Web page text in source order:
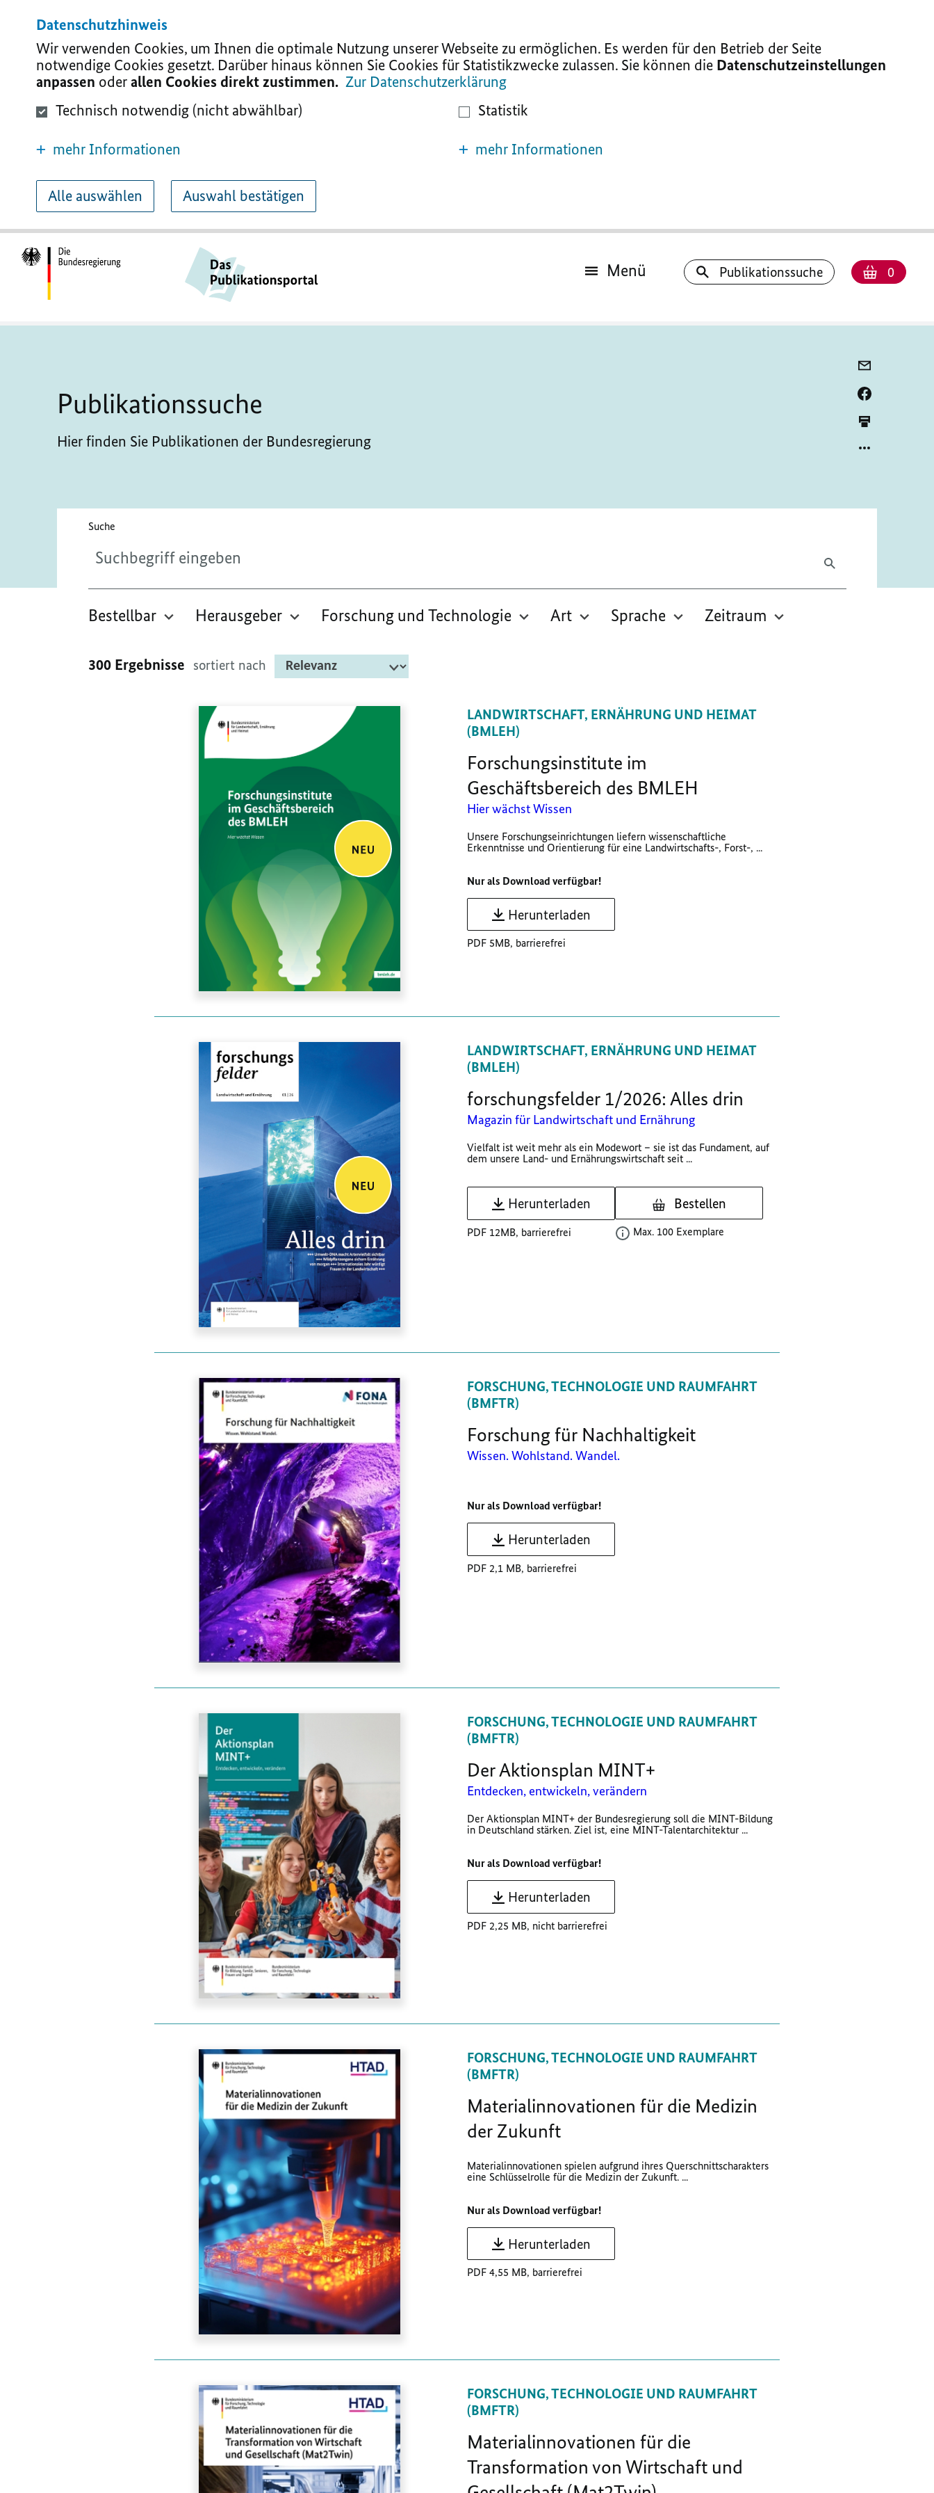
Datenschutzhinweis
Wir verwenden Cookies, um Ihnen die optimale Nutzung unserer Webseite zu ermöglichen. Es werden für den Betrieb der Seite
notwendige Cookies gesetzt. Darüber hinaus können Sie Cookies für Statistikzwecke zulassen. Sie können die Datenschutzeinstellungen
anpassen oderallen Cookies direkt zustimmen. Zur Datenschutzerklärung
Technisch notwendig (nicht abwählbar)
mehr Informationen
Statistik
mehr Informationen
Alle auswählen Auswahl bestätigen
Menü Publikationssuche Anzahl
0
Publikationssuche
Hier finden Sie Publikationen der Bundesregierung
Suche
Bestellbar Herausgeber Forschung und Technologie Art Sprache Zeitraum
300 Ergebnisse sortiert nach
LANDWIRTSCHAFT, ERNÄHRUNG UND HEIMAT
(BMLEH)
Forschungsinstitute im
Geschäftsbereich des BMLEH
Hier wächst Wissen
Unsere Forschungseinrichtungen liefern wissenschaftliche
Erkenntnisse und Orientierung für eine Landwirtschafts-, Forst-, ...
Nur als Download verfügbar!
Herunterladen
PDF 5MB, barrierefrei
LANDWIRTSCHAFT, ERNÄHRUNG UND HEIMAT
(BMLEH)
forschungsfelder 1/2026: Alles drin
Magazin für Landwirtschaft und Ernährung
Vielfalt ist weit mehr als ein Modewort – sie ist das Fundament, auf
dem unsere Land- und Ernährungswirtschaft seit ...
Herunterladen
PDF 12MB, barrierefrei
Bestellen
Max. 100 Exemplare
FORSCHUNG, TECHNOLOGIE UND RAUMFAHRT
(BMFTR)
Forschung für Nachhaltigkeit
Wissen. Wohlstand. Wandel.
Nur als Download verfügbar!
Herunterladen
PDF 2,1 MB, barrierefrei
FORSCHUNG, TECHNOLOGIE UND RAUMFAHRT
(BMFTR)
Der Aktionsplan MINT+
Entdecken, entwickeln, verändern
Der Aktionsplan MINT+ der Bundesregierung soll die MINT-Bildung
in Deutschland stärken. Ziel ist, eine MINT-Talentarchitektur ...
Nur als Download verfügbar!
Herunterladen
PDF 2,25 MB, nicht barrierefrei
FORSCHUNG, TECHNOLOGIE UND RAUMFAHRT
(BMFTR)
Materialinnovationen für die Medizin
der Zukunft
Materialinnovationen spielen aufgrund ihres Querschnittscharakters
eine Schlüsselrolle für die Medizin der Zukunft. ...
Nur als Download verfügbar!
Herunterladen
PDF 4,55 MB, barrierefrei
FORSCHUNG, TECHNOLOGIE UND RAUMFAHRT
(BMFTR)
Materialinnovationen für die
Transformation von Wirtschaft und